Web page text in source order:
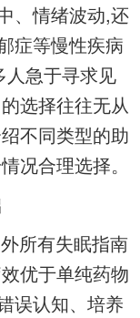
、情绪波动,还
症等慢性疾病
人急于寻求见
选择往往无从
不同类型的助
况合理选择。
所有失眠指南
优于单纯药物
误认知、培养